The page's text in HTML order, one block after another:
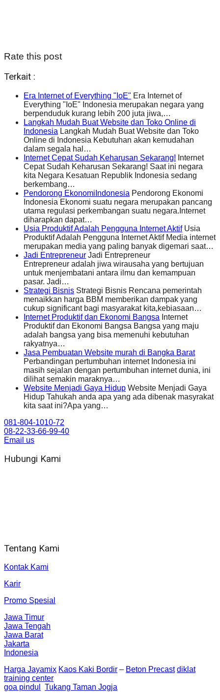
Rate this post
Terkait :
Era Internet of Everything "IoE" Era Internet of
Everything "IoE" Indonesia merupakan negara yang
berpenduduk kurang lebih 200 juta jiwa,…
Langkah Mudah Buat Website dan Toko Online di
Indonesia Langkah Mudah Buat Website dan Toko
Online di Indonesia Kebutuhan akan kemudahan
dalam segala hal…
Internet Cepat Sudah Keharusan Sekarang! Internet
Cepat Sudah Keharusan Sekarang! Saat ini negara
kita Negara Kesatuan Republik Indonesia sedang
berkembang…
Pendorong EkonomiIndonesia Pendorong Ekonomi
Indonesia Ekonomi suatu negara merupakan pancang
utama regulasi perkembangan suatu negara.Internet
diharapkan dapat…
Usia Produktif Adalah Pengguna Internet AktifUsia
Produktif Adalah Pengguna Internet Aktif Media internet
merupakan media yang paling banyak digemari saat…
Jadi Entrepreneur Jadi Entrepreneur
Entrepreneur adalah jiwa wirausaha yang bertujuan
untuk menjembatani antara ilmu dan kemampuan
pasar. Jadi…
Strategi Bisnis Strategi Bisnis Rencana pemerintah
menaikkan harga BBM memberikan dampak yang
cukup significant bagi masyarakat kita,kebiasaan…
Internet Produktif dan Ekonomi Bangsa Internet
Produktif dan Ekonomi Bangsa Bangsa yang maju
adalah bangsa yang bisa memenuhi kebutuhan
rakyatnya…
Jasa Pembuatan Website murah di Bangka Barat
Perbandingan pertumbuhan internet Indonesia ini
masih sejalan dengan pertumbuhan internet dunia, ini
dilihat semakin maraknya…
Website Menjadi Gaya Hidup Website Menjadi Gaya
Hidup Tahukah anda apa yang ada dibenak masyrakat
kita saat ini?Apa yang…
081-804-1010-72
08-22-33-66-99-40
Email us
Hubungi Kami
Tentang Kami
Kontak Kami
Karir
Promo Spesial
Jawa Timur
Jawa Tengah
Jawa Barat
Jakarta
Indonesia
Harga Jayamix Kaos Kaki Bordir – Beton Precast diklat
training center
goa pindul
Tukang Taman Jogja